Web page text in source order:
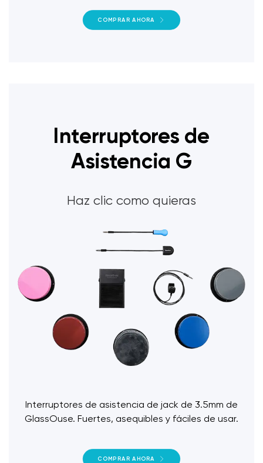
COMPRAR AHORA
Interruptores de
Asistencia G
Haz clic como quieras
Interruptores de asistencia de jack de 3.5mm de
GlassOuse. Fuertes, asequibles y fáciles de usar.
COMPRAR AHORA